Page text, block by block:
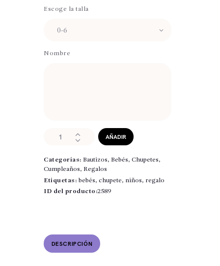
Escoge la talla
Nombre
Gatita
cantidad
AÑADIR
Categorías: Bautizos, Bebés, Chupetes,
Cumpleaños, Regalos
Etiquetas: bebés, chupete, niños, regalo
ID del producto:2589
DESCRIPCIÓN